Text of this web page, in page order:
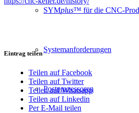
SYMplus™ für die CNC-
Systemanforderungen
Postprozessoren
Eintrag teilen
Teilen auf Facebook
Teilen auf Twitter
Teilen auf Whatsapp
Teilen auf Linkedin
Per E-Mail teilen